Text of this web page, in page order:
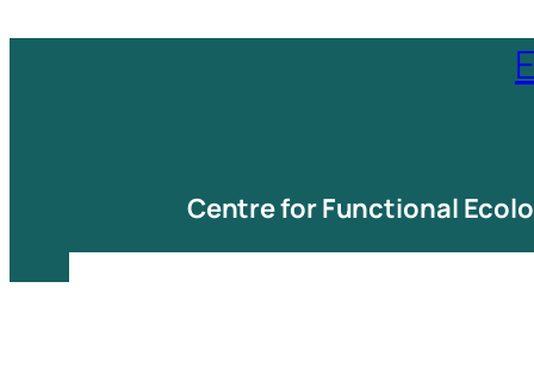
Centre for Functional